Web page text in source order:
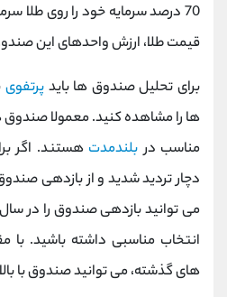
70 درصد سرمایه خود را روی طلا
قیمت طلا، ارزش واحدهای این
برای تحلیل صندوق ها باید پرتفوی
ها را مشاهده کنید. معمولا
مناسب در بلندمدت هستند. اگر
دچار تردید شدید و از بازدهی
می توانید بازدهی صندوق را در
انتخاب مناسبی داشته باشید.
های گذشته، می توانید صندوق با